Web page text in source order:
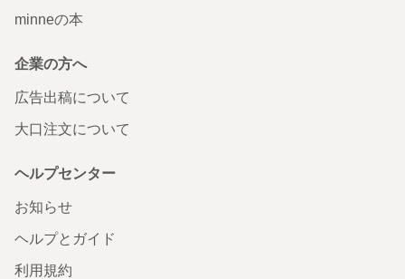
minneの本
企業の方へ
広告出稿について
大口注文について
ヘルプセンター
お知らせ
ヘルプとガイド
利用規約